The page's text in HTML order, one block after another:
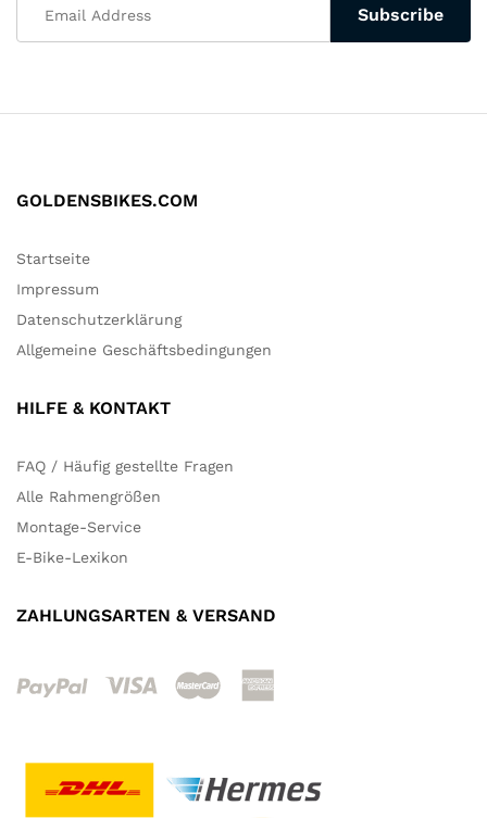
GOLDENSBIKES.COM
Startseite
Impressum
Datenschutzerklärung
Allgemeine Geschäftsbedingungen
HILFE & KONTAKT
FAQ / Häufig gestellte Fragen
Alle Rahmengrößen
Montage-Service
E-Bike-Lexikon
ZAHLUNGSARTEN & VERSAND